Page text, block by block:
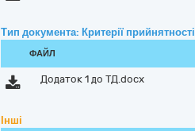
Тип документа: Критерії прийнятності
ФАЙЛ
Додаток 1 до ТД.docx
Інші